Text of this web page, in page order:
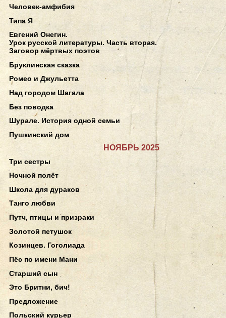
Человек-амфибия
Типа Я
Евгений Онегин.
Урок русской литературы. Часть вторая.
Заговор мёртвых поэтов
Бруклинская сказка
Ромео и Джульетта
Над городом Шагала
Без поводка
Шурале. История одной семьи
Пушкинский дом
НОЯБРЬ 2025
Три сестры
Ночной полёт
Школа для дураков
Танго любви
Путч, птицы и призраки
Золотой петушок
Козинцев. Гоголиада
Пёс по имени Мани
Старший сын
Это Бритни, бич!
Предложение
Польский курьер